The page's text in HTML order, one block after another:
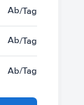
Ab/Tag
Ab/Tag
Ab/Tag